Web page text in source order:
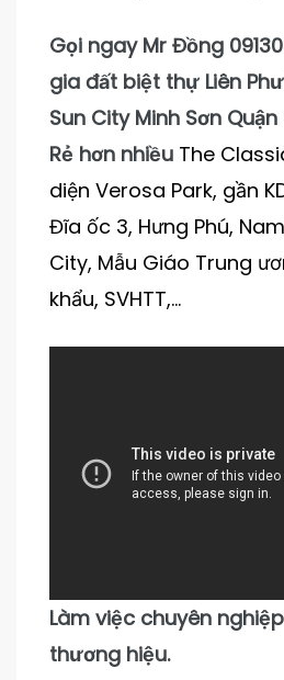
Gọi ngay Mr Đồng
gia đất biệt thự Liên
Sun City Minh Sơn Quận
Rẻ hơn nhiều The
diện Verosa Park, gần
Đĩa ốc 3, Hưng Phú,
City, Mẫu Giáo Trung
khẩu, SVHTT,…
Làm việc chuyên
thương hiệu.